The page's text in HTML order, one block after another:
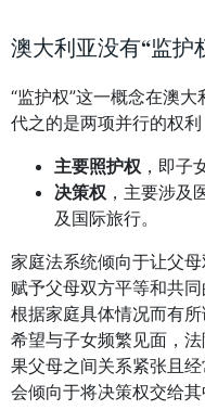
澳大利亚没有“监护
“监护权”这一概念在澳
代之的是两项并行的权利
主要照护权 ，即子
决策权 ，主要涉及
及国际旅行。
家庭法系统倾向于让父
赋予父母双方平等和共
根据家庭具体情况而有
希望与子女频繁见面，
果父母之间关系紧张且
会倾向于将决策权交给其